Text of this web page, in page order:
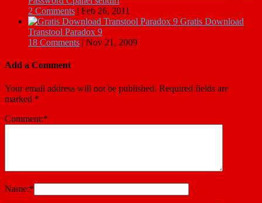
2 Comments | Feb 26, 2011
Gratis Download
Transtool Paradox 9
18 Comments | Nov 21, 2009
Add a Comment
Your email address will not be published. Required fields are
marked *
Comment:*
Name:*